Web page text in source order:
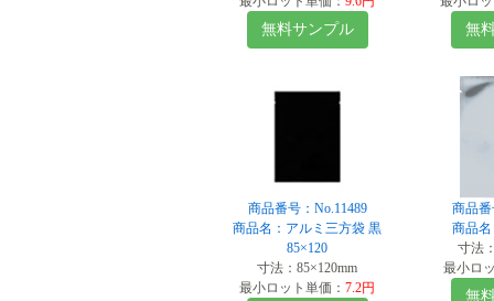
無料サンプル 無
商品番号：No.11489
商品名：アルミ三方袋 黒
85×120
寸法：85×120mm
最小ロット単価： 7.2円
商品番
商品
寸法
最小ロ
無